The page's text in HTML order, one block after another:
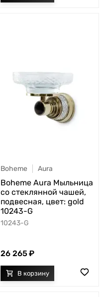
Boheme Aura
Boheme Aura Мыльница
со стеклянной чашей,
подвесная, цвет: gold
10243-G
10243-G
26 265